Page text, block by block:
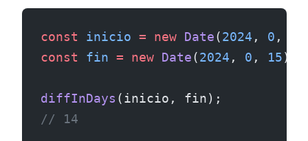
const inicio = new Date(2024 , 0 ,
const fin = new Date(2024 , 0 , 15);
diffInDays (inicio, fin);
// 14